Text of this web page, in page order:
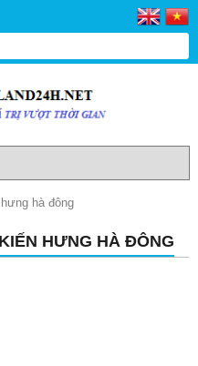
hà đông
HƯNG HÀ ĐÔNG